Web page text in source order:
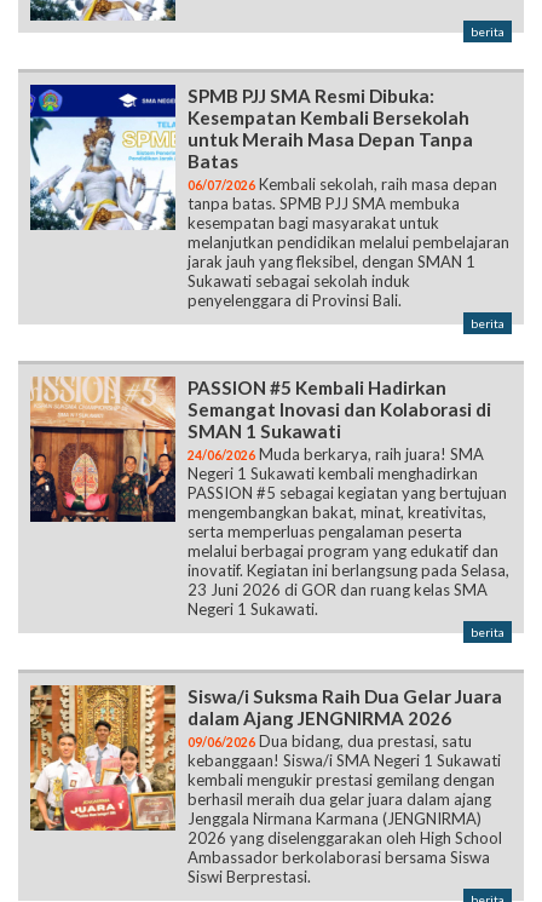
berita
SPMB PJJ SMA Resmi Dibuka:
Kesempatan Kembali Bersekolah
untuk Meraih Masa Depan Tanpa
Batas
06/07/2026 Kembali sekolah, raih masa depan
tanpa batas. SPMB PJJ SMA membuka
kesempatan bagi masyarakat untuk
melanjutkan pendidikan melalui pembelajaran
jarak jauh yang fleksibel, dengan SMAN 1
Sukawati sebagai sekolah induk
penyelenggara di Provinsi Bali.
berita
PASSION #5 Kembali Hadirkan
Semangat Inovasi dan Kolaborasi di
SMAN 1 Sukawati
24/06/2026 Muda berkarya, raih juara! SMA
Negeri 1 Sukawati kembali menghadirkan
PASSION #5 sebagai kegiatan yang bertujuan
mengembangkan bakat, minat, kreativitas,
serta memperluas pengalaman peserta
melalui berbagai program yang edukatif dan
inovatif. Kegiatan ini berlangsung pada Selasa,
23 Juni 2026 di GOR dan ruang kelas SMA
Negeri 1 Sukawati.
berita
Siswa/i Suksma Raih Dua Gelar Juara
dalam Ajang JENGNIRMA 2026
09/06/2026 Dua bidang, dua prestasi, satu
kebanggaan! Siswa/i SMA Negeri 1 Sukawati
kembali mengukir prestasi gemilang dengan
berhasil meraih dua gelar juara dalam ajang
Jenggala Nirmana Karmana (JENGNIRMA)
2026 yang diselenggarakan oleh High School
Ambassador berkolaborasi bersama Siswa
Siswi Berprestasi.